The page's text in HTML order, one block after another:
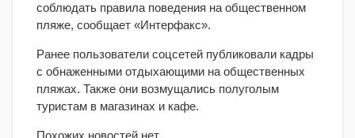
соблюдать правила поведения на общественном
пляже, сообщает «Интерфакс».
Ранее пользователи соцсетей публиковали кадры
с обнаженными отдыхающими на общественных
пляжах. Также они возмущались полуголым
туристам в магазинах и кафе.
Похожих новостей нет.